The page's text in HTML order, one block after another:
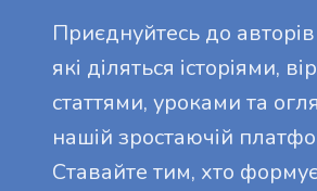
Приєднуйтесь до авторів
які діляться історіями,
статтями, уроками та
нашій зростаючій
Ставайте тим, хто